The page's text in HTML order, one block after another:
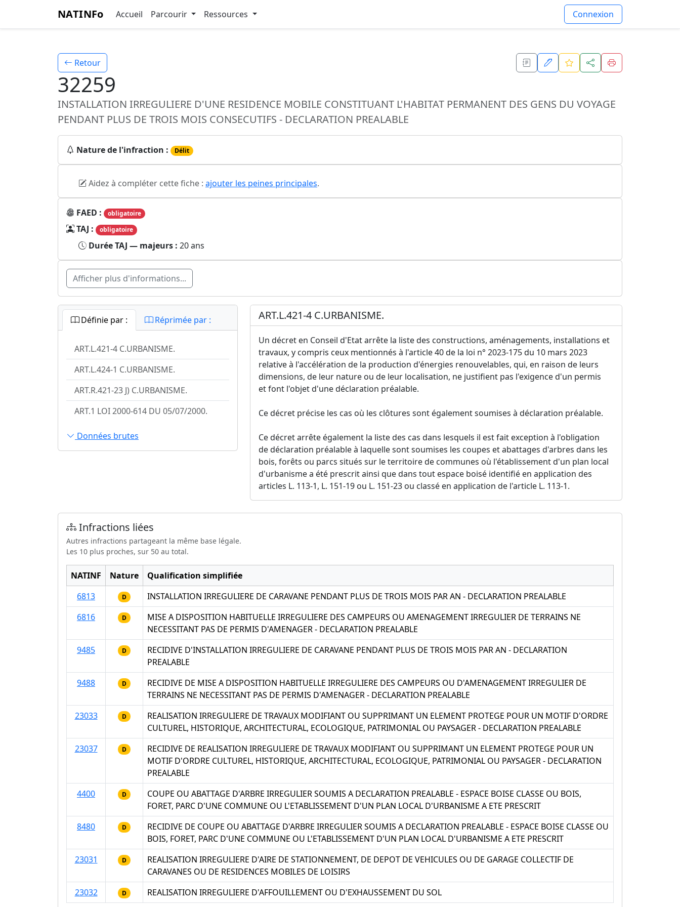
NATINFo Accueil Parcourir Ressources Connexion
Retour
32259
INSTALLATION IRREGULIERE D'UNE RESIDENCE MOBILE CONSTITUANT L'HABITAT PERMANENT DES GENS DU VOYAGE
PENDANT PLUS DE TROIS MOIS CONSECUTIFS - DECLARATION PREALABLE
Nature de l'infraction : Délit
Aidez à compléter cette fiche : ajouter les peines principales.
FAED : obligatoire
TAJ : obligatoire
Durée TAJ — majeurs : 20 ans
Afficher plus d'informations...
Définie par : Réprimée par :
ART.L.421-4 C.URBANISME.
ART.L.424-1 C.URBANISME.
ART.R.421-23 J) C.URBANISME.
ART.1 LOI 2000-614 DU 05/07/2000.
Données brutes
ART.L.421-4 C.URBANISME.
Un décret en Conseil d'Etat arrête la liste des constructions, aménagements, installations et
travaux, y compris ceux mentionnés à l'article 40 de la loi n° 2023-175 du 10 mars 2023
relative à l'accélération de la production d'énergies renouvelables, qui, en raison de leurs
dimensions, de leur nature ou de leur localisation, ne justifient pas l'exigence d'un permis
et font l'objet d'une déclaration préalable.
Ce décret précise les cas où les clôtures sont également soumises à déclaration préalable.
Ce décret arrête également la liste des cas dans lesquels il est fait exception à l'obligation
de déclaration préalable à laquelle sont soumises les coupes et abattages d'arbres dans les
bois, forêts ou parcs situés sur le territoire de communes où l'établissement d'un plan local
d'urbanisme a été prescrit ainsi que dans tout espace boisé identifié en application des
articles L. 113-1, L. 151-19 ou L. 151-23 ou classé en application de l'article L. 113-1.
Infractions liées
Autres infractions partageant la même base légale.
Les 10 plus proches, sur 50 au total.
NATINF Nature
Qualification simplifiée
6813
D
INSTALLATION IRREGULIERE DE CARAVANE PENDANT PLUS DE TROIS MOIS PAR AN - DECLARATION PREALABLE
6816
D
MISE A DISPOSITION HABITUELLE IRREGULIERE DES CAMPEURS OU AMENAGEMENT IRREGULIER DE TERRAINS NE
NECESSITANT PAS DE PERMIS D'AMENAGER - DECLARATION PREALABLE
9485
D
RECIDIVE D'INSTALLATION IRREGULIERE DE CARAVANE PENDANT PLUS DE TROIS MOIS PAR AN - DECLARATION
PREALABLE
9488
D
RECIDIVE DE MISE A DISPOSITION HABITUELLE IRREGULIERE DES CAMPEURS OU D'AMENAGEMENT IRREGULIER DE
TERRAINS NE NECESSITANT PAS DE PERMIS D'AMENAGER - DECLARATION PREALABLE
23033
D
REALISATION IRREGULIERE DE TRAVAUX MODIFIANT OU SUPPRIMANT UN ELEMENT PROTEGE POUR UN MOTIF D'ORDRE
CULTUREL, HISTORIQUE, ARCHITECTURAL, ECOLOGIQUE, PATRIMONIAL OU PAYSAGER - DECLARATION PREALABLE
23037
D
RECIDIVE DE REALISATION IRREGULIERE DE TRAVAUX MODIFIANT OU SUPPRIMANT UN ELEMENT PROTEGE POUR UN
MOTIF D'ORDRE CULTUREL, HISTORIQUE, ARCHITECTURAL, ECOLOGIQUE, PATRIMONIAL OU PAYSAGER - DECLARATION
PREALABLE
4400
D
COUPE OU ABATTAGE D'ARBRE IRREGULIER SOUMIS A DECLARATION PREALABLE - ESPACE BOISE CLASSE OU BOIS,
FORET, PARC D'UNE COMMUNE OU L'ETABLISSEMENT D'UN PLAN LOCAL D'URBANISME A ETE PRESCRIT
8480
D
RECIDIVE DE COUPE OU ABATTAGE D'ARBRE IRREGULIER SOUMIS A DECLARATION PREALABLE - ESPACE BOISE CLASSE OU
BOIS, FORET, PARC D'UNE COMMUNE OU L'ETABLISSEMENT D'UN PLAN LOCAL D'URBANISME A ETE PRESCRIT
23031
D
REALISATION IRREGULIERE D'AIRE DE STATIONNEMENT, DE DEPOT DE VEHICULES OU DE GARAGE COLLECTIF DE
CARAVANES OU DE RESIDENCES MOBILES DE LOISIRS
23032
D REALISATION IRREGULIERE D'AFFOUILLEMENT OU D'EXHAUSSEMENT DU SOL